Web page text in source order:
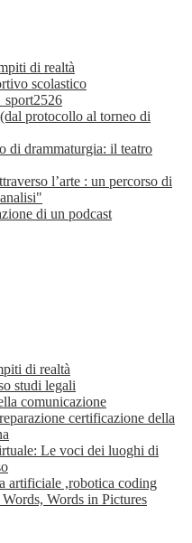
di realtà
scolastico
protocollo al torneo di
di drammaturgia: il teatro
l’arte : un percorso di
di un podcast
di realtà
studi legali
comunicazione
certificazione della
Le voci dei luoghi di
artificiale ,robotica coding
Words in Pictures